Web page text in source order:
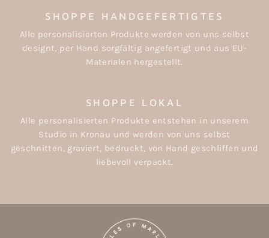
SHOPPE HANDGEFERTIGTES
Alle personalisierten Produkte werden von uns selbst
designt, per Hand sorgfältig angefertigt und aus EU-
Materialen hergestellt.
SHOPPE LOKAL
Alle personalisierten Produkte entstehen in unserem
Studio in Kronau und werden von uns selbst
geschnitten, graviert, bedruckt, von Hand geschliffen und
liebevoll verpackt.